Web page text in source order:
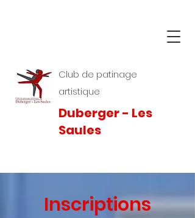
Club de patinage
artistique
Duberger - Les
Saules
Inscriptions